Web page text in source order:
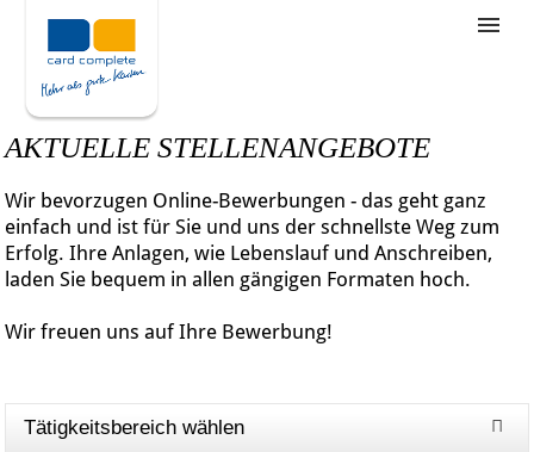
Stellenangebote
Unternehmensziele
Wie bewerbe ich mich
AKTUELLE STELLENANGEBOTE
Wir bevorzugen Online-Bewerbungen - das geht ganz
einfach und ist für Sie und uns der schnellste Weg zum
Erfolg. Ihre Anlagen, wie Lebenslauf und Anschreiben,
laden Sie bequem in allen gängigen Formaten hoch.
Wir freuen uns auf Ihre Bewerbung!
Tätigkeitsbereich wählen